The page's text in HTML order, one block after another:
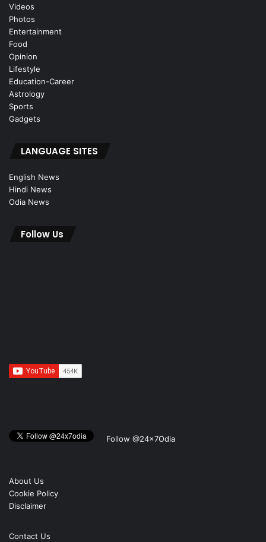
Videos
Photos
Entertainment
Food
Opinion
Lifestyle
Education-Career
Astrology
Sports
Gadgets
LANGUAGE SITES
English News
Hindi News
Odia News
Follow Us
Follow @24x7Odia
About Us
Cookie Policy
Disclaimer
Contact Us